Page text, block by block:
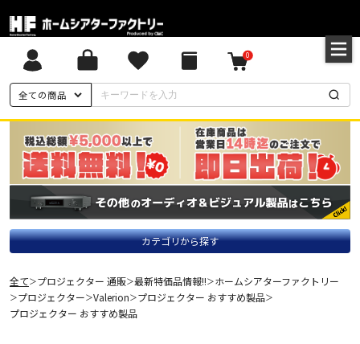
全ての商品
0
カテゴリから探す
全て＞プロジェクター 通販＞最新特価品情報!!＞ホームシアターファクトリー
＞プロジェクター＞Valerion＞プロジェクター おすすめ製品＞
プロジェクター おすすめ製品